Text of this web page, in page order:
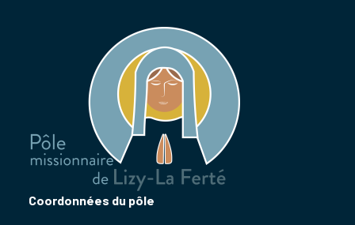
Coordonnées du pôle